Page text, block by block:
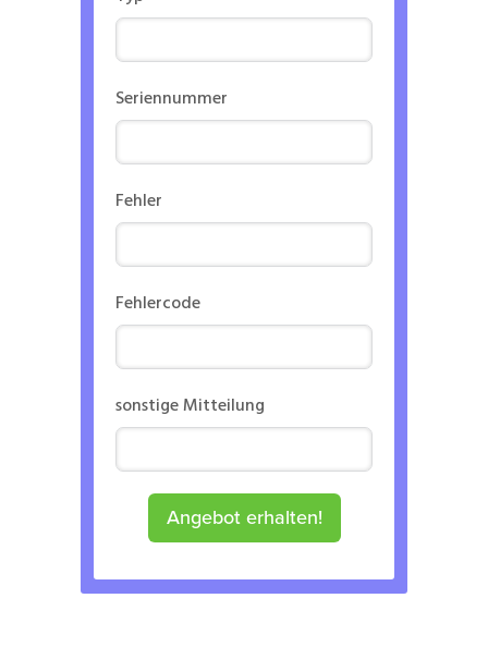
Seriennummer
Fehler
Fehlercode
sonstige Mitteilung
Angebot erhalten!